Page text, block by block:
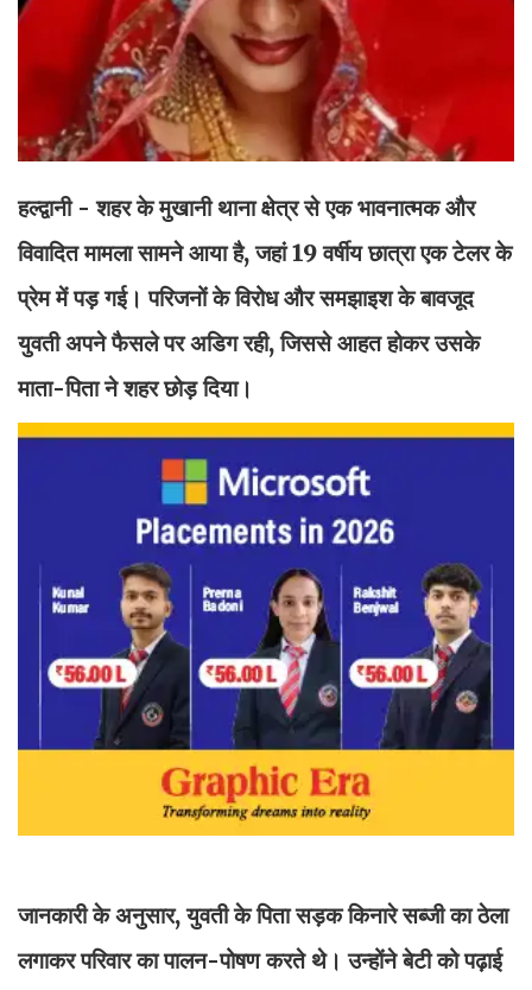
हल्द्वानी - शहर के मुखानी थाना क्षेत्र से एक भावनात्मक और
विवादित मामला सामने आया है, जहां 19 वर्षीय छात्रा एक टेलर के
प्रेम में पड़ गई। परिजनों के विरोध और समझाइश के बावजूद
युवती अपने फैसले पर अडिग रही, जिससे आहत होकर उसके
माता-पिता ने शहर छोड़ दिया।
जानकारी के अनुसार, युवती के पिता सड़क किनारे सब्जी का ठेला
लगाकर परिवार का पालन-पोषण करते थे। उन्होंने बेटी को पढ़ाई